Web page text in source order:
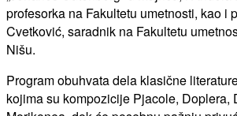
profesorka na Fakultetu umetnosti, kao i
Cvetković, saradnik na Fakultetu
Nišu.
Program obuhvata dela klasične
kojima su kompozicije Pjacole, Doplera,